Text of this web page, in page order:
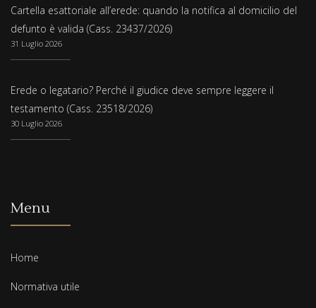
Cartella esattoriale all’erede: quando la notifica al domicilio del
defunto è valida (Cass. 23437/2026)
31 Luglio 2026
Erede o legatario? Perché il giudice deve sempre leggere il
testamento (Cass. 23518/2026)
30 Luglio 2026
Menu
Home
Normativa utile